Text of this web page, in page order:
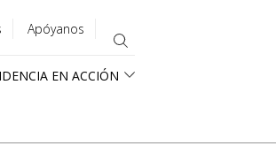
Apóyanos
EN ACCIÓN